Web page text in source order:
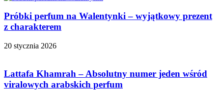
Próbki perfum na Walentynki – wyjątkowy prezent
z charakterem
20 stycznia 2026
Lattafa Khamrah – Absolutny numer jeden wśród
viralowych arabskich perfum